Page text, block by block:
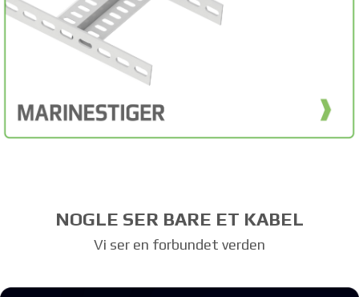
NOGLE SER BARE ET KABEL
Vi ser en forbundet verden